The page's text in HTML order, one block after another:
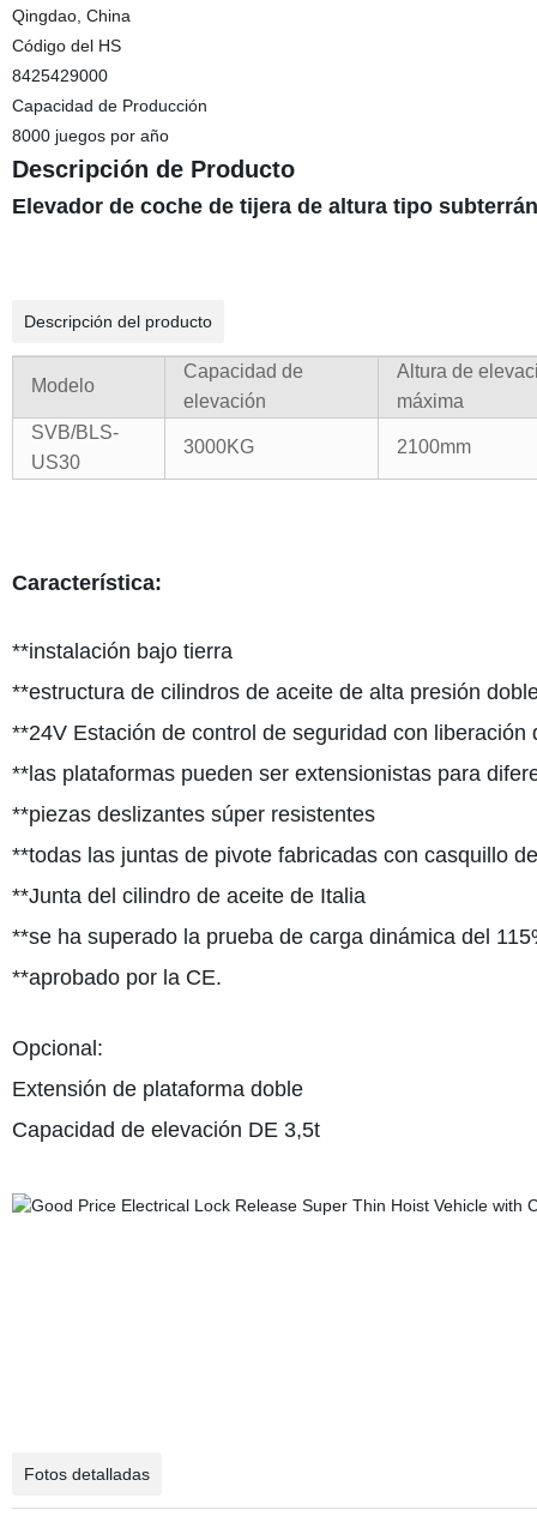
Qingdao, China
Código del HS
8425429000
Capacidad de Producción
8000 juegos por año
Descripción de Producto
Elevador de coche de tijera de altura tipo
Descripción del producto
Modelo
Capacidad de
elevación
Altura de
máxima
SVB/BLS-
US30
3000KG 2100mm
Característica:
**instalación bajo tierra
**estructura de cilindros de aceite de alta presión
**24V Estación de control de seguridad con liberación
**las plataformas pueden ser extensionistas para
**piezas deslizantes súper resistentes
**todas las juntas de pivote fabricadas con casquillo
**Junta del cilindro de aceite de Italia
**se ha superado la prueba de carga dinámica del
**aprobado por la CE.
Opcional:
Extensión de plataforma doble
Capacidad de elevación DE 3,5t
Fotos detalladas